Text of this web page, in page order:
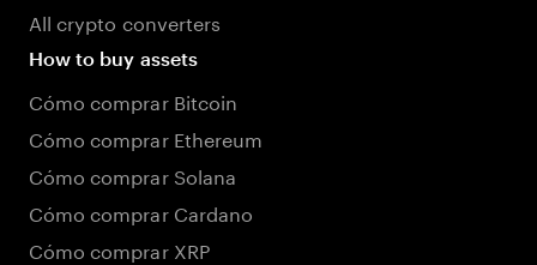
All crypto converters
How to buy assets
Cómo comprar Bitcoin
Cómo comprar Ethereum
Cómo comprar Solana
Cómo comprar Cardano
Cómo comprar XRP